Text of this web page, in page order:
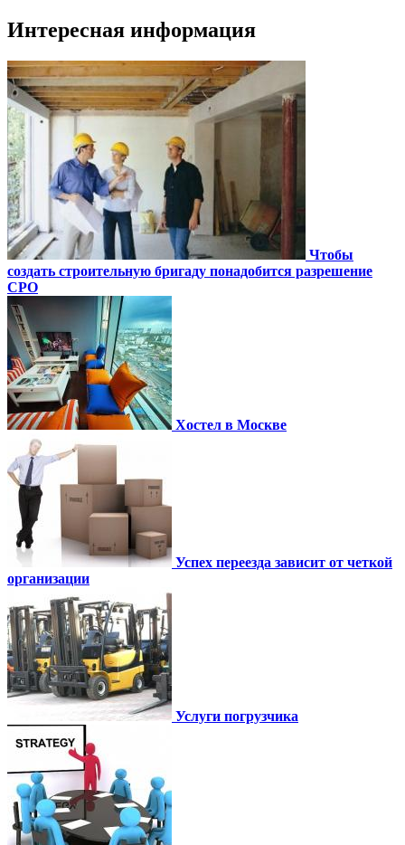
Интересная информация
Чтобы
создать строительную бригаду понадобится разрешение
СРО
Хостел в Москве
Успех переезда зависит от четкой
организации
Услуги погрузчика